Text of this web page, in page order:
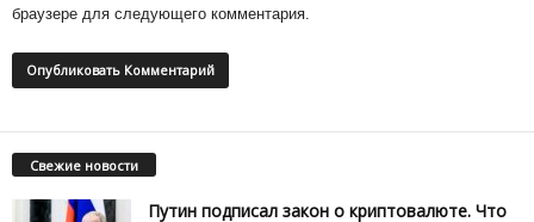
браузере для следующего комментария.
Свежие новости
Путин подписал закон о криптовалюте. Что